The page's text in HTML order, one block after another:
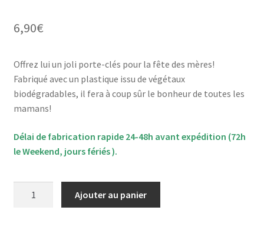
6,90€
Offrez lui un joli porte-clés pour la fête des mères!
Fabriqué avec un plastique issu de végétaux
biodégradables, il fera à coup sûr le bonheur de toutes les
mamans!
Délai de fabrication rapide 24-48h avant expédition (72h
le Weekend, jours fériés ).
Ajouter au panier